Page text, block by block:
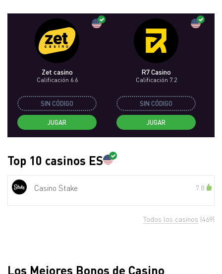
Zet casino
Calificación 6.6
SIN CÓDIGO
JUGAR
R7 Casino
Calificación 7.2
SIN CÓDIGO
JUGAR
Top 10 casinos ES
Casino Stake 7.8
Todos los casinos (469)
Los Mejores Bonos de Casino